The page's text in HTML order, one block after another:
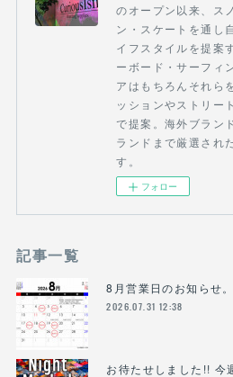
のオープン以来、ス
ン・スケートを通し
イフスタイルを提案
ーボード・サーフィ
アはもちろんそれら
ッションやストリー
で提案。海外ブラン
ランドまで厳選され
す。
フォロー
記事一覧
8月営業日のお知らせ。
2026.07.31 12:38
お待たせしました!! 今